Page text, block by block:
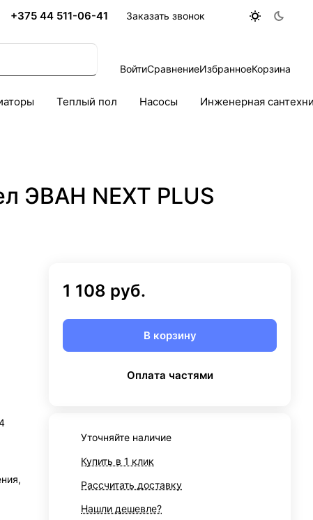
+375 44 511-06-41 Заказать звонок
ВойтиСравнениеИзбранноеКорзина
Теплый пол Насосы Инженерная
ЭВАН NEXT PLUS
1 108 руб.
В корзину
Оплата частями
Уточняйте наличие
Купить в 1 клик
Рассчитать доставку
Нашли дешевле?